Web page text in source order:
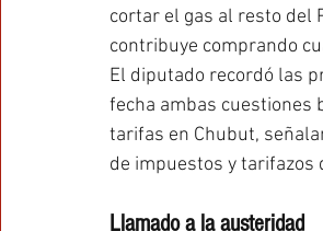
cortar el gas al resto del
contribuye comprando
El diputado recordó las
fecha ambas cuestiones
tarifas en Chubut,
de impuestos y tarifazos
Llamado a la austeridad